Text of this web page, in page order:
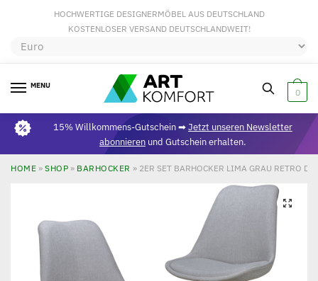
HOCHWERTIGE DESIGNERMÖBEL AUS DEUTSCHLAND
KOSTENLOSER VERSAND DEUTSCHLANDWEIT!
MENU
0
15% Willkommens-Gutschein ➡Jetzt unseren Newsletter
abonnieren und Gutschein erhalten.
HOME » SHOP » BARHOCKER » 2ER SET BARHOCKER LIMA GRAU RETRO
🔍